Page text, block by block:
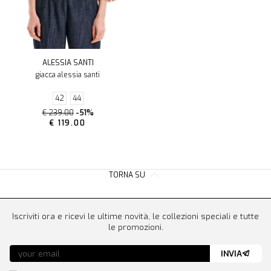
ALESSIA SANTI
giacca alessia santi
42
44
€ 239.00 -51%
€ 119.00
TORNA SU
Iscriviti ora e ricevi le ultime novità, le collezioni speciali e tutte
le promozioni.
INVIA